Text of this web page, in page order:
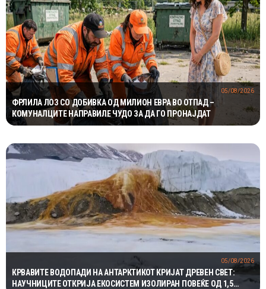
ФРЛИЛА ЛОЗ СО ДОБИВКА ОД МИЛИОН ЕВРА ВО ОТПАД –
КОМУНАЛЦИТЕ НАПРАВИЛЕ ЧУДО ЗА ДА ГО ПРОНАЈДАТ
05/08/2026
КРВАВИТЕ ВОДОПАДИ НА АНТАРКТИКОТ КРИЈАТ ДРЕВЕН СВЕТ:
НАУЧНИЦИТЕ ОТКРИЈА ЕКОСИСТЕМ ИЗОЛИРАН ПОВЕЌЕ ОД 1,5
05/08/2026